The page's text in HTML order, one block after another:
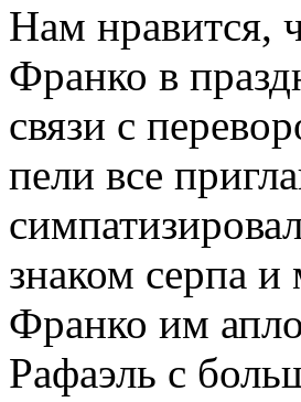
Нам нравится,
Франко в
связи с
пели все
знаком серпа и
Франко им
Рафаэль с